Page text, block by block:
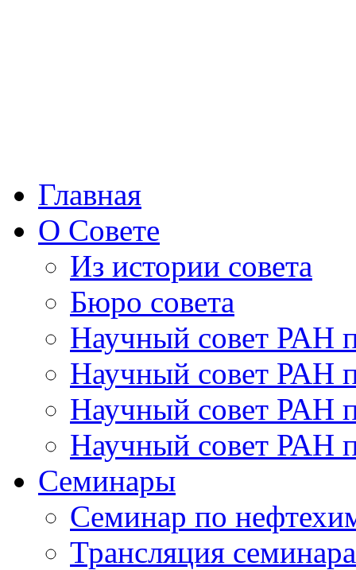
Главная
О Совете
Из истории совета
Бюро совета
Научный совет РАН
Научный совет РАН
Научный совет РАН
Научный совет РАН
Семинары
Семинар по
Трансляция семинара